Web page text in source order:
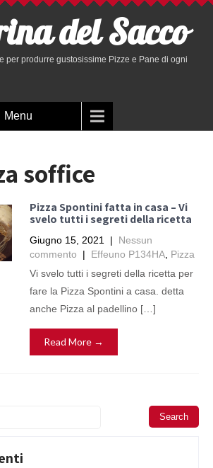
del Sacco
per produrre gustosissime Pizze e Pane di ogni
Menu
soffice
Pizza Spontini fatta in casa – Vi
svelo tutti i segreti della ricetta
Giugno 15, 2021 | Nessun
commento
| Effeuno P134HA, Pizza
Vi svelo tutti i segreti della ricetta per
fare la Pizza Spontini a casa. detta
anche Pizza al padellino […]
Read More →